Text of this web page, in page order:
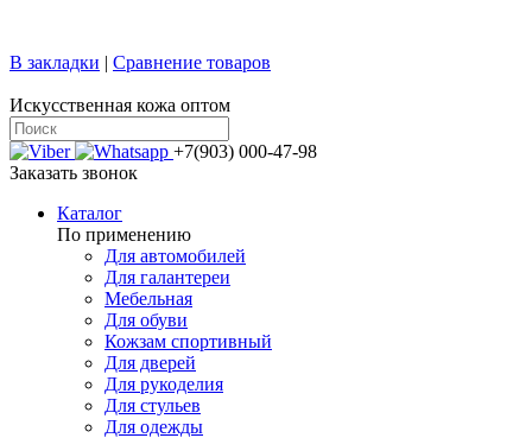
В закладки | Сравнение товаров
Искусственная кожа оптом
+7(903) 000-47-98
Заказать звонок
Каталог
По применению
Для автомобилей
Для галантереи
Мебельная
Для обуви
Кожзам спортивный
Для дверей
Для рукоделия
Для стульев
Для одежды